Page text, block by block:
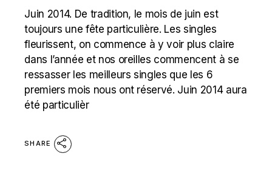
Juin 2014. De tradition, le mois de juin est
toujours une fête particulière. Les singles
fleurissent, on commence à y voir plus claire
dans l’année et nos oreilles commencent à se
ressasser les meilleurs singles que les 6
premiers mois nous ont réservé. Juin 2014 aura
été particulièr
SHARE